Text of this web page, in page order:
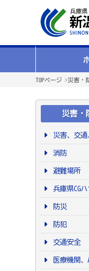
TOPページ >災害・
災害・
災害、交
消防
避難場所
兵庫県CG
防災
防犯
交通安全
医療機関、